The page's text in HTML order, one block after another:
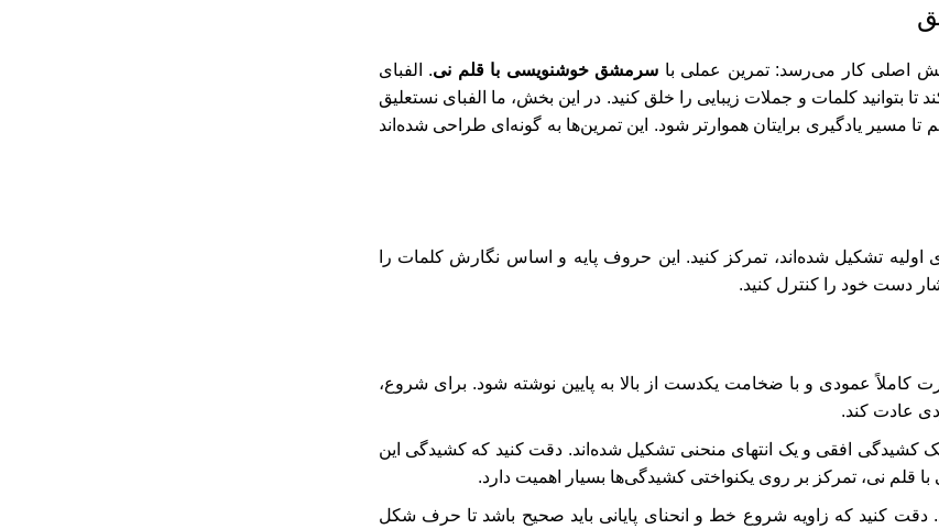
اصلی کار می‌رسد: تمرین عملی با سرمشق خوشنویسی با قلم نی. الفبای
کلمات و جملات زیبایی را خلق کنید. در این بخش، ما الفبای نستعلیق
یادگیری برایتان هموارتر شود. این تمرین‌ها به گونه‌ای طراحی شده‌اند
تشکیل شده‌اند، تمرکز کنید. این حروف پایه و اساس نگارش کلمات را
دست خود را کنترل کنید.
عمودی و با ضخامت یکدست از بالا به پایین نوشته شود. برای شروع،
عادت کند.
افقی و یک انتهای منحنی تشکیل شده‌اند. دقت کنید که کشیدگی این
نی، تمرکز بر روی یکنواختی کشیدگی‌ها بسیار اهمیت دارد.
کنید که زاویه شروع خط و انحنای پایانی باید صحیح باشد تا حرف شکل